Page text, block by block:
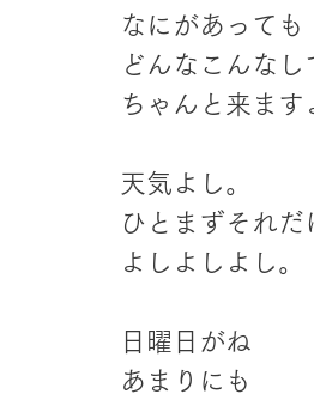
なにがあっても
どんなこんなし
ちゃんと来ます
天気よし。
ひとまずそれだ
よしよしよし。
日曜日がね
あまりにも